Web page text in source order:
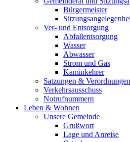
Bürgermeister
Ver- und Entsorgung
Abfallentsorgung
Wasser
Abwasser
Strom und Gas
Kaminkehrer
Satzungen & Verordnungen
Verkehrsausschuss
Notrufnummern
Leben & Wohnen
Unsere Gemeinde
Grußwort
Lage und Anreise